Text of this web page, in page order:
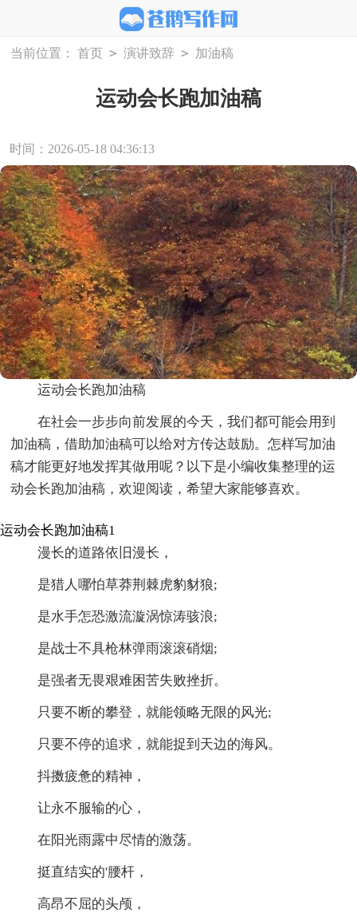
当前位置： 首页 > 演讲致辞 > 加油稿
运动会长跑加油稿
时间：2026-05-18 04:36:13
运动会长跑加油稿
在社会一步步向前发展的今天，我们都可能会用到
加油稿，借助加油稿可以给对方传达鼓励。怎样写加油
稿才能更好地发挥其做用呢？以下是小编收集整理的运
动会长跑加油稿，欢迎阅读，希望大家能够喜欢。
运动会长跑加油稿1
漫长的道路依旧漫长，
是猎人哪怕草莽荆棘虎豹豺狼;
是水手怎恐激流漩涡惊涛骇浪;
是战士不具枪林弹雨滚滚硝烟;
是强者无畏艰难困苦失败挫折。
只要不断的攀登，就能领略无限的风光;
只要不停的追求，就能捉到天边的海风。
抖擞疲惫的精神，
让永不服输的心，
在阳光雨露中尽情的激荡。
挺直结实的'腰杆，
高昂不屈的头颅，